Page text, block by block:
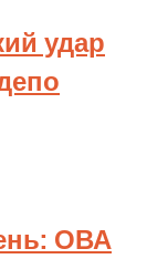
удар
ОВА